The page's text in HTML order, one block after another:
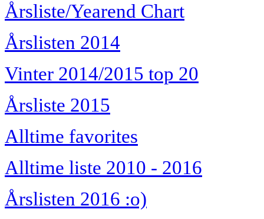
Årsliste/Yearend Chart
Årslisten 2014
Vinter 2014/2015 top 20
Årsliste 2015
Alltime favorites
Alltime liste 2010 - 2016
Årslisten 2016 :o)